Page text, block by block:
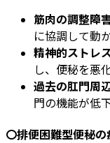
筋肉の調整障
に協調して動
精神的ストレ
し、便秘を悪
過去の肛門周
門の機能が低
〇排便困難型便秘の